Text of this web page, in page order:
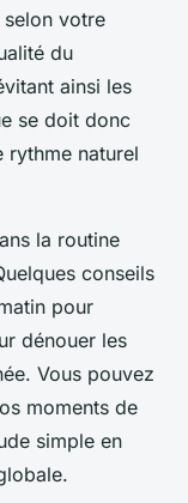
selon votre
du
ainsi les
se doit donc
rythme naturel
la routine
conseils
pour
dénouer les
Vous pouvez
moments de
simple en